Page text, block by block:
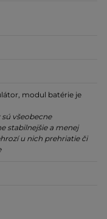
modul batérie je
všeobecne
stabilnejšie a menej
u nich prehriatie či